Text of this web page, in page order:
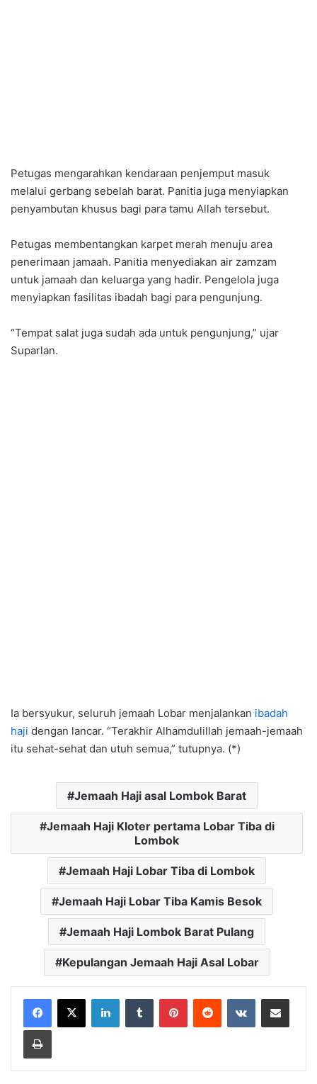
Petugas mengarahkan kendaraan penjemput masuk
melalui gerbang sebelah barat. Panitia juga menyiapkan
penyambutan khusus bagi para tamu Allah tersebut.
Petugas membentangkan karpet merah menuju area
penerimaan jamaah. Panitia menyediakan air zamzam
untuk jamaah dan keluarga yang hadir. Pengelola juga
menyiapkan fasilitas ibadah bagi para pengunjung.
“Tempat salat juga sudah ada untuk pengunjung,” ujar
Suparlan.
Ia bersyukur, seluruh jemaah Lobar menjalankan ibadah
haji dengan lancar. “Terakhir Alhamdulillah jemaah-jemaah
itu sehat-sehat dan utuh semua,” tutupnya. (*)
Jemaah Haji asal Lombok Barat
Jemaah Haji Kloter pertama Lobar Tiba di
Lombok
Jemaah Haji Lobar Tiba di Lombok
Jemaah Haji Lobar Tiba Kamis Besok
Jemaah Haji Lombok Barat Pulang
Kepulangan Jemaah Haji Asal Lobar
LinkedInTumblr PinterestReddit VKontakteBagikan Lewat Email
Cetak